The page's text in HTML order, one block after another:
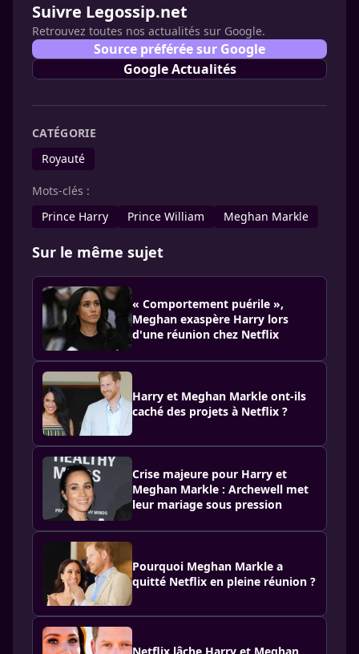
Suivre Legossip.net
Retrouvez toutes nos actualités sur Google.
Source préférée sur Google
Google Actualités
CATÉGORIE
Royauté
Mots-clés :
Prince Harry
Prince William Meghan Markle
Sur le même sujet
« Comportement puérile »,
Meghan exaspère Harry lors
d'une réunion chez Netflix
Harry et Meghan Markle ont-ils
caché des projets à Netflix ?
Crise majeure pour Harry et
Meghan Markle : Archewell met
leur mariage sous pression
Pourquoi Meghan Markle a
quitté Netflix en pleine réunion ?